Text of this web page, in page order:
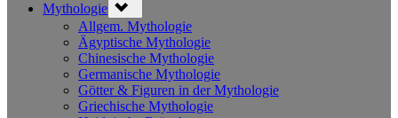
Mythologie sub-
menu
Allgem. Mythologie
Ägyptische Mythologie
Chinesische Mythologie
Germanische Mythologie
Götter & Figuren in der Mythologie
Griechische Mythologie